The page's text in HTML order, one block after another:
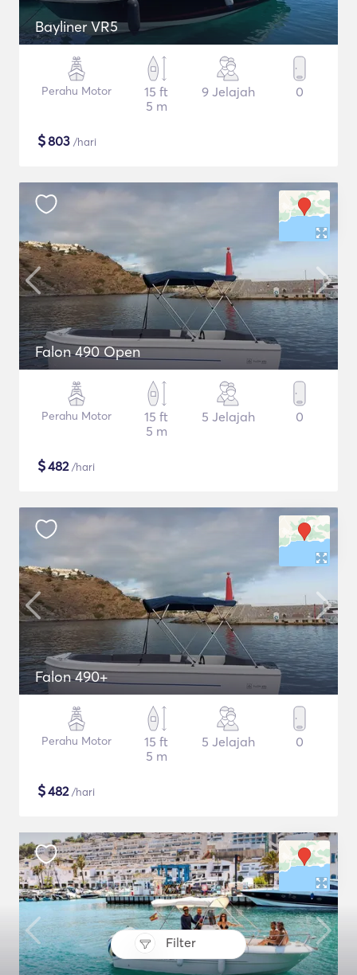
Filter
Bayliner VR5
Perahu Motor
15 ft
5 m
9 Jelajah 0
$803 /hari
Falon 490 Open
Perahu Motor
15 ft
5 m
5 Jelajah 0
$482/hari
Falon 490+
Perahu Motor
15 ft
5 m
5 Jelajah 0
$482/hari